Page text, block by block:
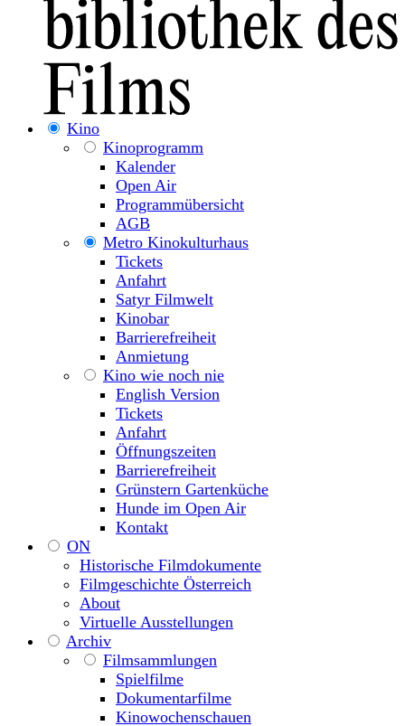
Kino
Kinoprogramm
Kalender
Open Air
Programmübersicht
AGB
Metro Kinokulturhaus
Tickets
Anfahrt
Satyr Filmwelt
Kinobar
Barrierefreiheit
Anmietung
Kino wie noch nie
English Version
Tickets
Anfahrt
Öffnungszeiten
Barrierefreiheit
Grünstern Gartenküche
Hunde im Open Air
Kontakt
ON
Historische Filmdokumente
Filmgeschichte Österreich
About
Virtuelle Ausstellungen
Archiv
Filmsammlungen
Spielfilme
Dokumentarfilme
Kinowochenschauen